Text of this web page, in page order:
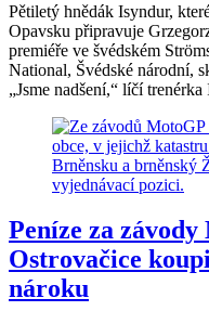
Pětiletý hnědák Isyndur,
Opavsku připravuje
premiéře ve švédském
National, Švédské národní,
„Jsme nadšení,“ líčí
Peníze za
Ostrovačice
nároku